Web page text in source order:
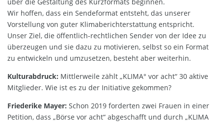
Wir hoffen, dass ein Sendeformat entsteht, das unserer
Vorstellung von guter Klimaberichterstattung entspricht.
Unser Ziel, die öffentlich-rechtlichen Sender von der Idee zu
überzeugen und sie dazu zu motivieren, selbst so ein Format
zu entwickeln und umzusetzen, besteht aber weiterhin.
Kulturabdruck: Mittlerweile zählt „KLIMA° vor acht“ 30 aktive
Mitglieder. Wie ist es zu der Initiative gekommen?
Friederike Mayer: Schon 2019 forderten zwei Frauen in einer
Petition, dass „Börse vor acht“ abgeschafft und durch „KLIMA